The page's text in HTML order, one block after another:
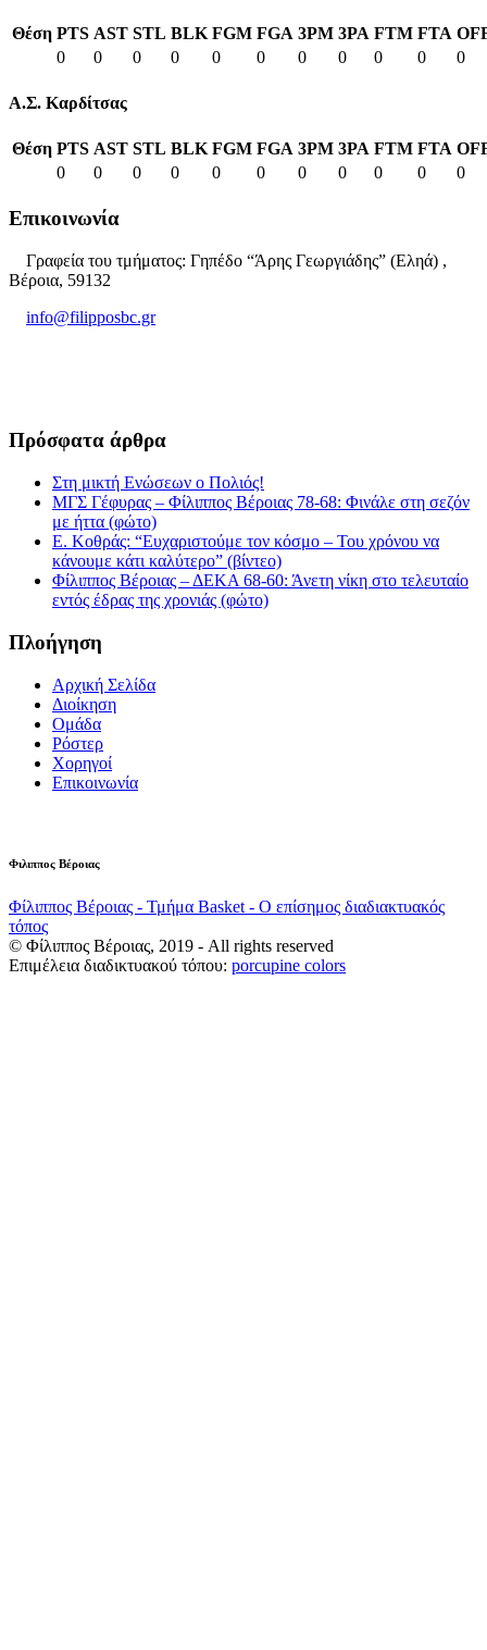
Θέση PTS AST STL BLK FGM FGA 3PM 3PA FTM FTA
0
0 0 0 0 0 0 0 0 0 0
Α.Σ. Καρδίτσας
Θέση PTS AST STL BLK FGM FGA 3PM 3PA FTM FTA
0
0 0 0 0 0 0 0 0 0 0
Επικοινωνία
Γραφεία του τμήματος: Γηπέδο “Άρης Γεωργιάδης” (Εληά) ,
Βέροια, 59132
info@filipposbc.gr
Πρόσφατα άρθρα
Στη μικτή Ενώσεων ο Πολιός!
ΜΓΣ Γέφυρας – Φίλιππος Βέροιας 78-68: Φινάλε στη σεζόν
με ήττα (φώτο)
Ε. Κοθράς: “Ευχαριστούμε τον κόσμο – Του χρόνου να
κάνουμε κάτι καλύτερο” (βίντεο)
Φίλιππος Βέροιας – ΔΕΚΑ 68-60: Άνετη νίκη στο τελευταίο
εντός έδρας της χρονιάς (φώτο)
Πλοήγηση
Αρχική Σελίδα
Διοίκηση
Ομάδα
Ρόστερ
Χορηγοί
Επικοινωνία
Φιλιππος Βέροιας
Φίλιππος Βέροιας - Τμήμα Basket - Ο επίσημος διαδιακτυακός
τόπος
© Φίλιππος Βέροιας, 2019 - All rights reserved
Επιμέλεια διαδικτυακού τόπου: porcupine colors